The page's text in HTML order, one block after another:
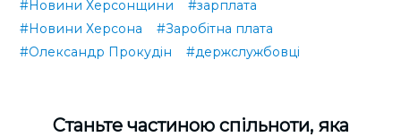
#Новини Херсонщини
#зарплата
#Новини Херсона
#Заробітна плата
#Олександр Прокудін
#держслужбовці
Cтаньте частиною спільноти, яка